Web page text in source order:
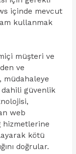
içinde mevcut
kullanmak
müşteri ve
ve
müdahaleye
dahili güvenlik
web
hizmetlerine
kötü
doğrular.